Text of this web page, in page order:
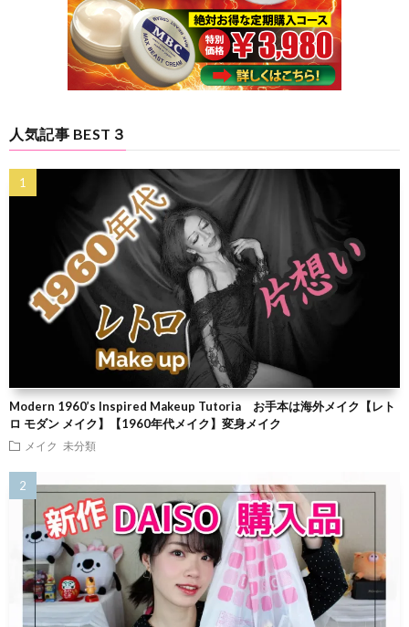
人気記事 BEST３
Modern 1960’s Inspired Makeup Tutoria お手本は海外メイク【レト
ロ モダン メイク】【1960年代メイク】変身メイク
メイク 未分類